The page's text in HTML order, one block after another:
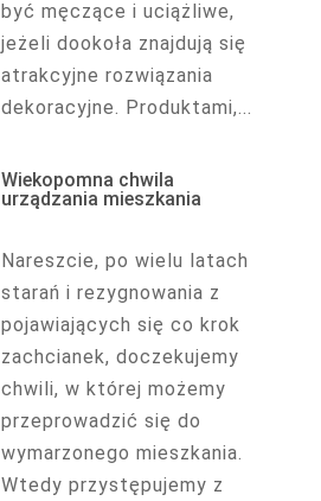
być męczące i uciążliwe,
jeżeli dookoła znajdują się
atrakcyjne rozwiązania
dekoracyjne. Produktami,...
Wiekopomna chwila
urządzania mieszkania
Nareszcie, po wielu latach
starań i rezygnowania z
pojawiających się co krok
zachcianek, doczekujemy
chwili, w której możemy
przeprowadzić się do
wymarzonego mieszkania.
Wtedy przystępujemy z